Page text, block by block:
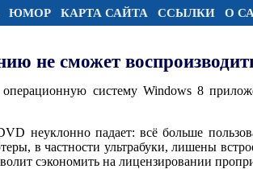
ЮМОР КАРТА САЙТА ССЫЛКИ О
не сможет
систему Windows 8
неуклонно падает: всё больше
в частности ультрабуки, лишены
сэкономить на лицензировании